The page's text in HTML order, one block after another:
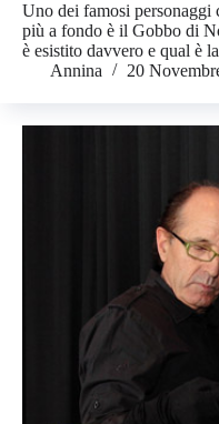
Uno dei famosi personaggi
più a fondo è il Gobbo di
è esistito davvero e qual è
Annina
20